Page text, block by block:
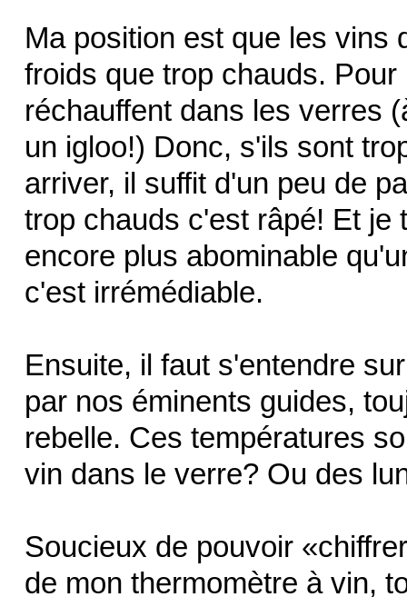
Ma position est que les vins
froids que trop chauds.
réchauffent dans les verres
un igloo!) Donc, s'ils sont
arriver, il suffit d'un peu de
trop chauds c'est râpé! Et je
encore plus abominable
c'est irrémédiable.
Ensuite, il faut s'entendre
par nos éminents guides,
rebelle. Ces températures
vin dans le verre? Ou des
Soucieux de pouvoir
de mon thermomètre à vin,